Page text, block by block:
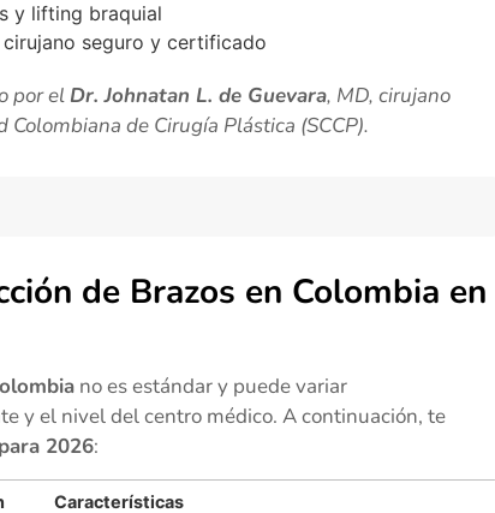
y lifting braquial
seguro y certificado
por el Dr. Johnatan L. de Guevara, MD, cirujano
de Cirugía Plástica (SCCP).
de Brazos en Colombia en
no es estándar y puede variar
y el nivel del centro médico. A continuación, te
2026:
Características